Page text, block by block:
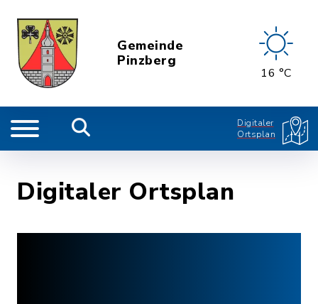
Gemeinde
Pinzberg
16 °C
Digitaler
Ortsplan
Digitaler Ortsplan